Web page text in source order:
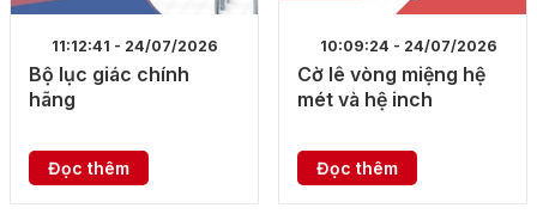
11:12:41 - 24/07/2026
Bộ lục giác chính
hãng
Đọc thêm
10:09:24 - 24/07/2026
Cờ lê vòng miệng hệ
mét và hệ inch
Đọc thêm